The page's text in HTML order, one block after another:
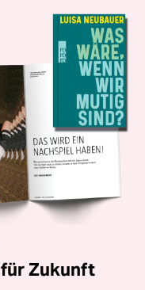
für Zukunft